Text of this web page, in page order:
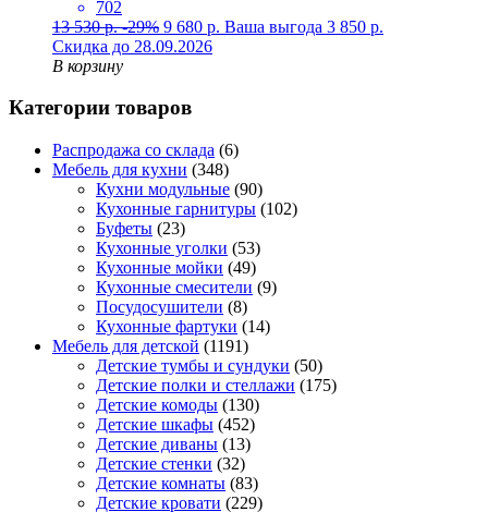
702
13 530р. -29% 9 680 р. Ваша выгода 3 850 р.
Скидка до 28.09.2026
В корзину
Категории товаров
Распродажа со склада (6)
Мебель для кухни (348)
Кухни модульные (90)
Кухонные гарнитуры (102)
Буфеты (23)
Кухонные уголки (53)
Кухонные мойки (49)
Кухонные смесители (9)
Посудосушители (8)
Кухонные фартуки (14)
Мебель для детской (1191)
Детские тумбы и сундуки (50)
Детские полки и стеллажи (175)
Детские комоды (130)
Детские шкафы (452)
Детские диваны (13)
Детские стенки (32)
Детские комнаты (83)
Детские кровати (229)